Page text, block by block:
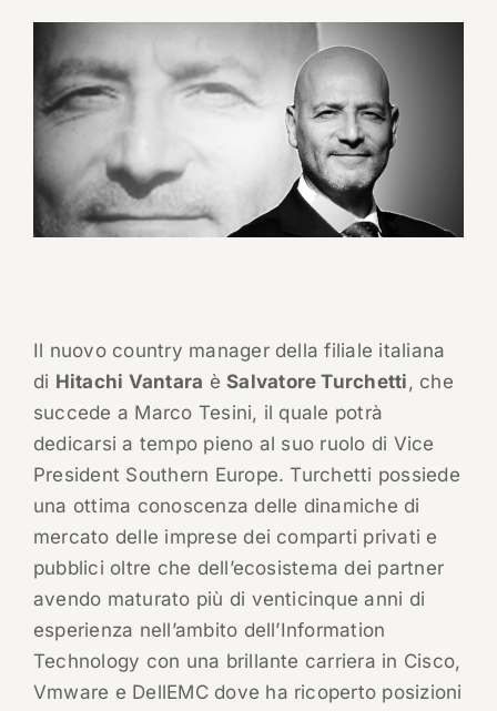
Il nuovo country manager della filiale italiana
di Hitachi Vantara èSalvatore Turchetti, che
succede a Marco Tesini, il quale potrà
dedicarsi a tempo pieno al suo ruolo di Vice
President Southern Europe. Turchetti possiede
una ottima conoscenza delle dinamiche di
mercato delle imprese dei comparti privati e
pubblici oltre che dell’ecosistema dei partner
avendo maturato più di venticinque anni di
esperienza nell’ambito dell’Information
Technology con una brillante carriera in Cisco,
Vmware e DellEMC dove ha ricoperto posizioni